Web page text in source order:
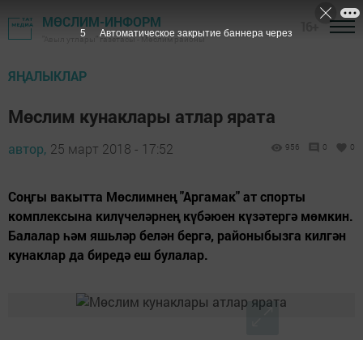
МӨСЛИМ-ИНФОРМ
"Авыл утлары" газетасы - Мөслим районы
ЯҢАЛЫКЛАР
Мөслим кунаклары атлар ярата
автор, 25 март 2018 - 17:52 956 0 0
Соңгы вакытта Мөслимнең "Аргамак" ат спорты
комплексына килүчеләрнең күбәюен күзәтергә мөмкин.
Балалар һәм яшьләр белән бергә, районыбызга килгән
кунаклар да биредә еш булалар.
4 Автоматическое закрытие баннера через